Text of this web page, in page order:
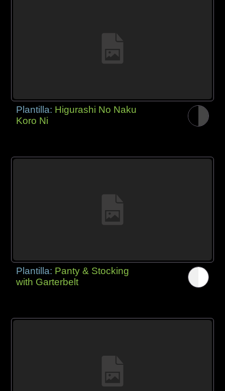
Plantilla: Higurashi No Naku
Koro Ni
Plantilla: Panty & Stocking
with Garterbelt